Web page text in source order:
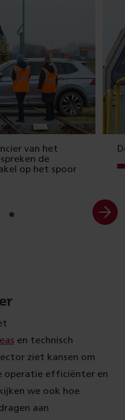
van het
de
op het spoor
Ga
en technisch
ziet kansen om
operatie efficiënter en
we ook hoe
aan